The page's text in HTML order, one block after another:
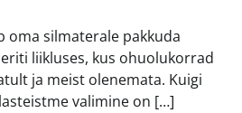
oma silmaterale pakkuda
liikluses, kus ohuolukorrad
ja meist olenemata. Kuigi
valimine on […]